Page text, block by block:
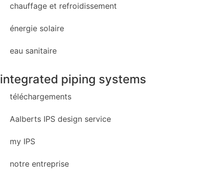
chauffage et refroidissement
énergie solaire
eau sanitaire
integrated piping systems
téléchargements
Aalberts IPS design service
my IPS
notre entreprise